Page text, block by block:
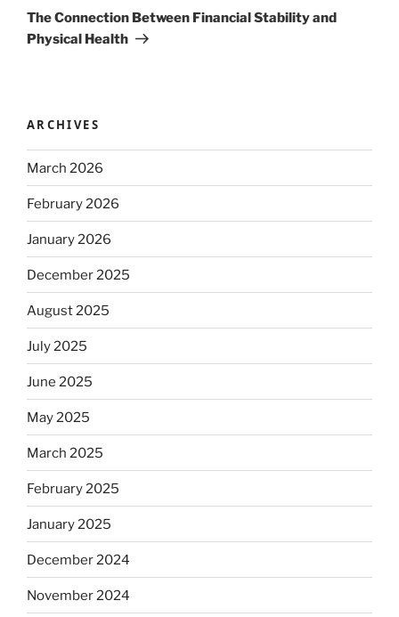
Post
The Connection Between Financial Stability and
Physical Health
ARCHIVES
March 2026
February 2026
January 2026
December 2025
August 2025
July 2025
June 2025
May 2025
March 2025
February 2025
January 2025
December 2024
November 2024